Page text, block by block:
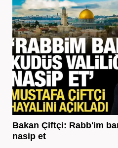
Bakan Çiftçi: Rabb'im
nasip et